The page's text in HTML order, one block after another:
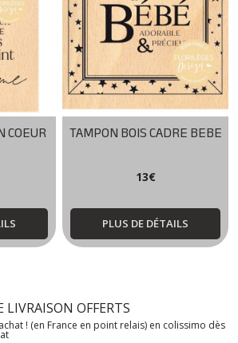
COEUR TAMPON BOIS CADRE BEBE
13€
PLUS DE DÉTAILS
LIVRAISON OFFERTS
! (en France en point relais) en colissimo dès